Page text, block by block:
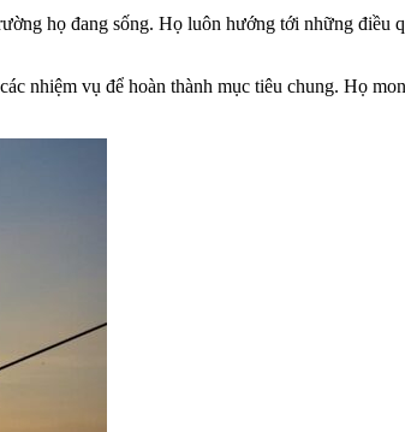
họ đang sống. Họ luôn hướng tới những điều
nhiệm vụ để hoàn thành mục tiêu chung. Họ